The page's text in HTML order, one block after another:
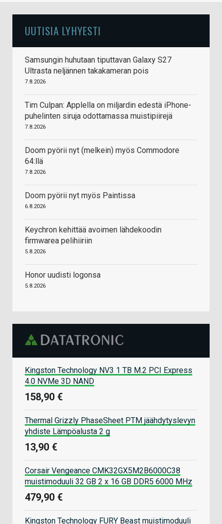
UUTISIA LYHYESTI
Samsungin huhutaan tiputtavan Galaxy S27
Ultrasta neljännen takakameran pois
7.8.2026
Tim Culpan: Applella on miljardin edestä iPhone-
puhelinten siruja odottamassa muistipiirejä
7.8.2026
Doom pyörii nyt (melkein) myös Commodore
64:llä
7.8.2026
Doom pyörii nyt myös Paintissa
6.8.2026
Keychron kehittää avoimen lähdekoodin
firmwarea pelihiiriin
5.8.2026
Honor uudisti logonsa
5.8.2026
Kingston Technology NV3 1 TB M.2 PCI Express
4.0 NVMe 3D NAND
158,90 €
Thermal Grizzly PhaseSheet PTM jäähdytyslevyn
yhdiste Lämpöalusta 2 g
13,90 €
Corsair Vengeance CMK32GX5M2B6000C38
muistimoduuli 32 GB 2 x 16 GB DDR5 6000 MHz
479,90 €
Kingston Technology FURY Beast muistimoduuli